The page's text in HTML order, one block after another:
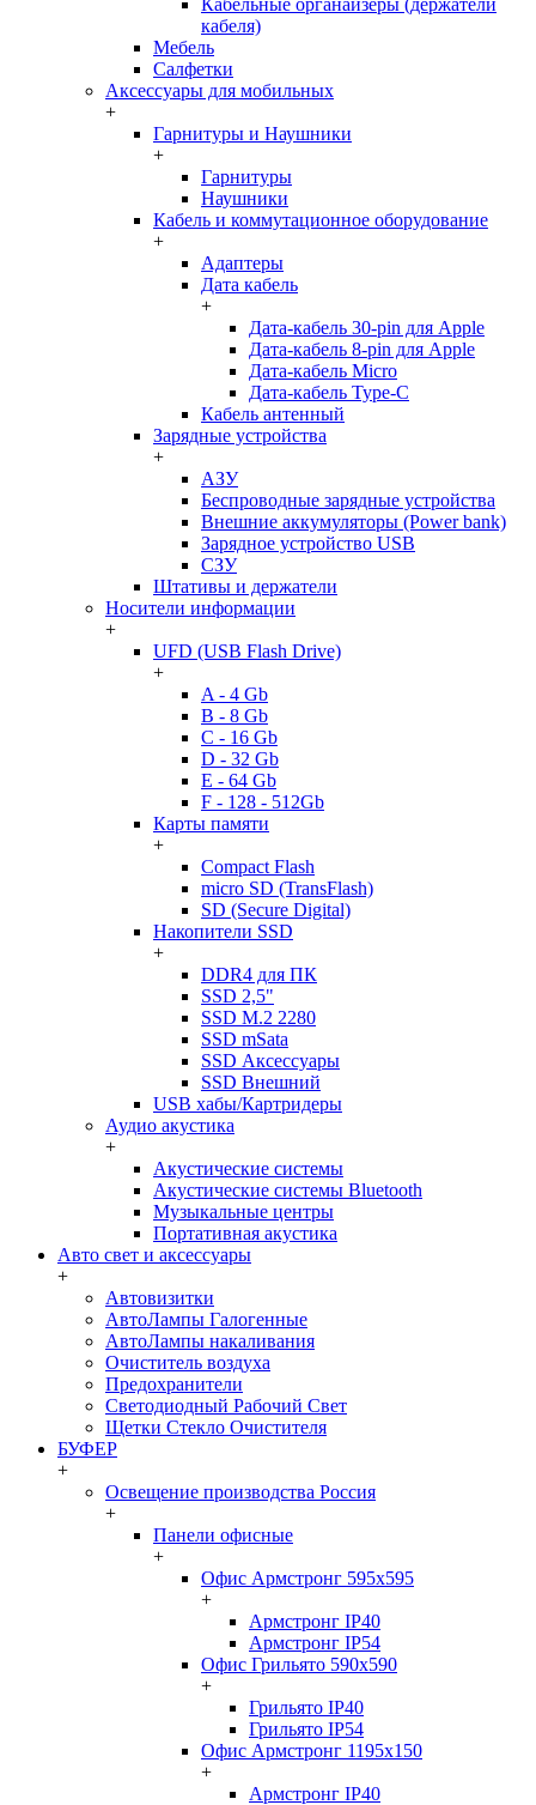
кабеля)
Мебель
Салфетки
Аксессуары для мобильных
+
Гарнитуры и Наушники
+
Гарнитуры
Наушники
Кабель и коммутационное оборудование
+
Адаптеры
Дата кабель
+
Дата-кабель 30-pin для Apple
Дата-кабель 8-pin для Apple
Дата-кабель Micro
Дата-кабель Type-C
Кабель антенный
Зарядные устройства
+
АЗУ
Беспроводные зарядные устройства
Внешние аккумуляторы (Power bank)
Зарядное устройство USB
СЗУ
Штативы и держатели
Носители информации
+
UFD (USB Flash Drive)
+
A - 4 Gb
B - 8 Gb
C - 16 Gb
D - 32 Gb
E - 64 Gb
F - 128 - 512Gb
Карты памяти
+
Compact Flash
micro SD (TransFlash)
SD (Secure Digital)
Накопители SSD
+
DDR4 для ПК
SSD 2,5"
SSD M.2 2280
SSD mSata
SSD Аксессуары
SSD Внешний
USB хабы/Картридеры
Аудио акустика
+
Акустические системы
Акустические системы Bluetooth
Музыкальные центры
Портативная акустика
Авто свет и аксессуары
+
Автовизитки
АвтоЛампы Галогенные
АвтоЛампы накаливания
Очиститель воздуха
Предохранители
Светодиодный Рабочий Свет
Щетки Стекло Очистителя
БУФЕР
+
Освещение производства Россия
+
Панели офисные
+
Офис Армстронг 595x595
+
Армстронг IP40
Армстронг IP54
Офис Грильято 590x590
+
Грильято IP40
Грильято IP54
Офис Армстронг 1195x150
+
Армстронг IP40